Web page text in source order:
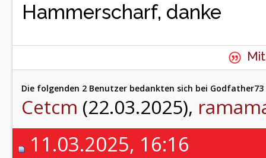
Hammerscharf, danke
Die folgenden 2 Benutzer bedankten sich bei
Cetcm (22.03.2025),
11.03.2025, 16:16